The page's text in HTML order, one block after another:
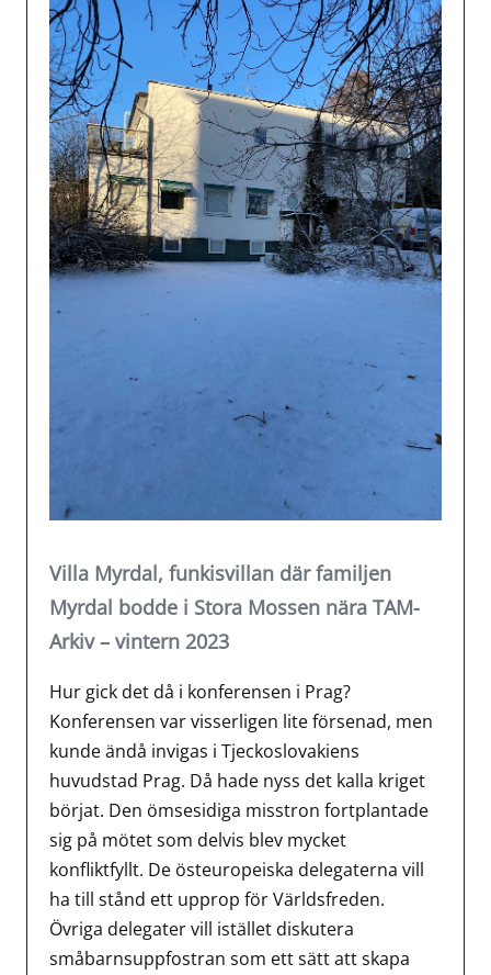
Villa Myrdal, funkisvillan där familjen
Myrdal bodde i Stora Mossen nära TAM-
Arkiv – vintern 2023
Hur gick det då i konferensen i Prag?
Konferensen var visserligen lite försenad, men
kunde ändå invigas i Tjeckoslovakiens
huvudstad Prag. Då hade nyss det kalla kriget
börjat. Den ömsesidiga misstron fortplantade
sig på mötet som delvis blev mycket
konfliktfyllt. De östeuropeiska delegaterna vill
ha till stånd ett upprop för Världsfreden.
Övriga delegater vill istället diskutera
småbarnsuppfostran som ett sätt att skapa